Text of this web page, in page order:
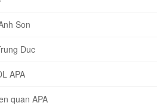
Son
Duc
APA
quan APA